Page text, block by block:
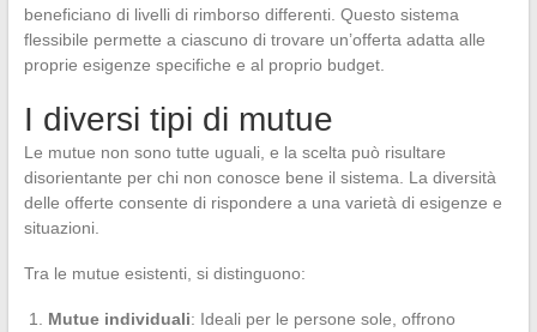
beneficiano di livelli di rimborso differenti. Questo sistema
flessibile permette a ciascuno di trovare un’offerta adatta alle
proprie esigenze specifiche e al proprio budget.
I diversi tipi di mutue
Le mutue non sono tutte uguali, e la scelta può risultare
disorientante per chi non conosce bene il sistema. La diversità
delle offerte consente di rispondere a una varietà di esigenze e
situazioni.
Tra le mutue esistenti, si distinguono:
Mutue individuali: Ideali per le persone sole, offrono